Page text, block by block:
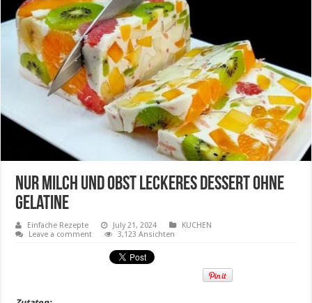
Nur Milch und Obst Leckeres Dessert ohne
Gelatine
Einfache Rezepte July 21, 2024
KUCHEN
Leave a comment
3,123 Ansichten